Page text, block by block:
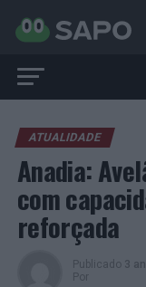
ATUALIDADE
Anadia:
com
reforçada
Publicado 3
Por